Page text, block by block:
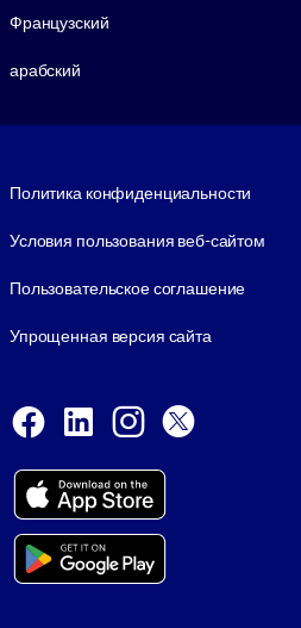
Французский
арабский
Политика конфиденциальности
Условия пользования веб-сайтом
Пользовательское соглашение
Упрощенная версия сайта
Facebook
LinkedInInstagram